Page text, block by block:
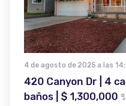
4 de agosto de 2025 a las
420 Canyon Dr | 4
baños | $ 1,300,000